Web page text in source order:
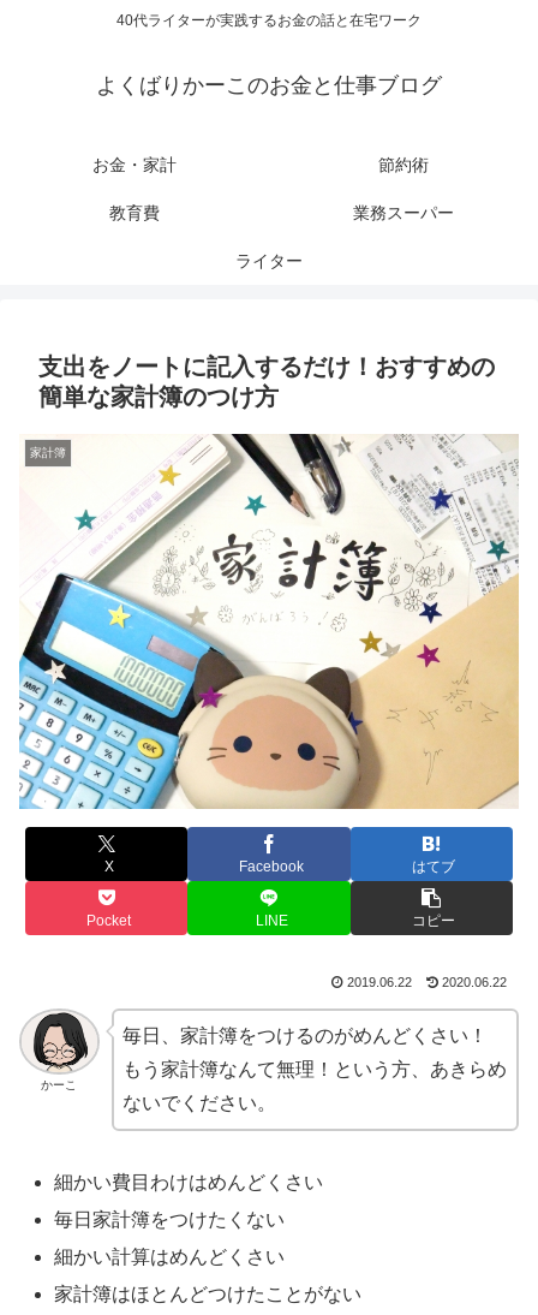
40代ライターが実践するお金の話と在宅ワーク
よくばりかーこのお金と仕事ブログ
お金・家計 節約術
教育費 業務スーパー
ライター
支出をノートに記入するだけ！おすすめの
簡単な家計簿のつけ方
家計簿
X Facebook はてブ
Pocket LINE コピー
2019.06.22 2020.06.22
かーこ
毎日、家計簿をつけるのがめんどくさい！
もう家計簿なんて無理！という方、あきらめ
ないでください。
細かい費目わけはめんどくさい
毎日家計簿をつけたくない
細かい計算はめんどくさい
家計簿はほとんどつけたことがない